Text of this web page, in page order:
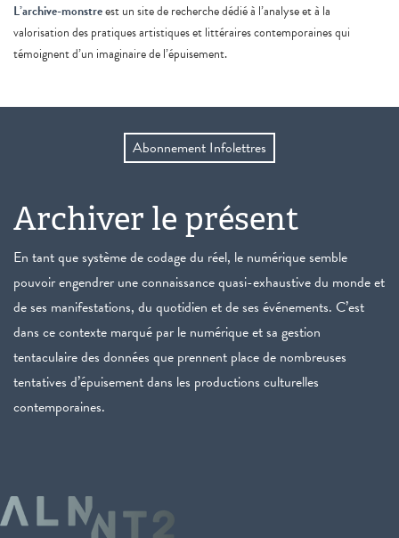
L’archive-monstreest un site de recherche dédié à l’analyse et à la
valorisation des pratiques artistiques et littéraires contemporaines qui
témoignent d’un imaginaire de l’épuisement.
Abonnement Infolettres
Archiver le présent
En tant que système de codage du réel, le numérique semble
pouvoir engendrer une connaissance quasi-exhaustive du monde et
de ses manifestations, du quotidien et de ses événements. C’est
dans ce contexte marqué par le numérique et sa gestion
tentaculaire des données que prennent place de nombreuses
tentatives d’épuisement dans les productions culturelles
contemporaines.